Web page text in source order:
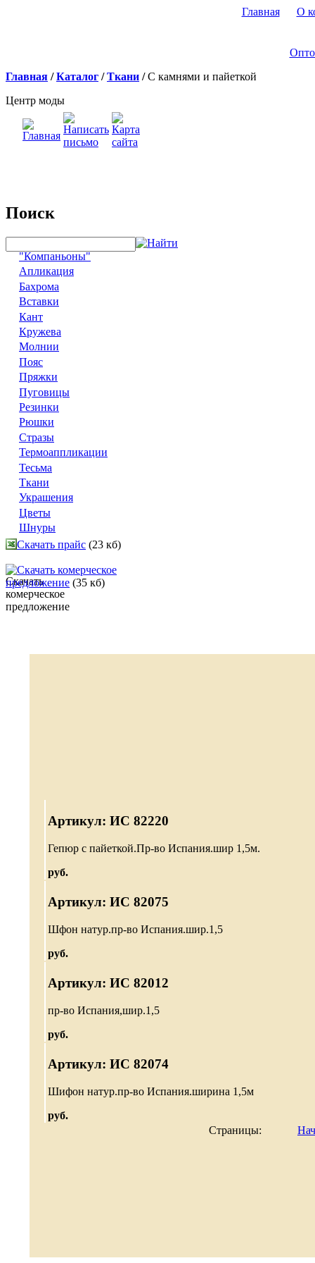
Главная О
Главная /Каталог /Ткани /С камнями и пайеткой
Центр моды
Поиск
"Компаньоны"
Апликация
Бахрома
Вставки
Кант
Кружева
Молнии
Пояс
Пряжки
Пуговицы
Резинки
Рюшки
Стразы
Термоаппликации
Тесьма
Ткани
Украшения
Цветы
Шнуры
Скачать прайс (23 кб)
Скачать комерческое
предложение (35 кб)
Артикул: ИС 82220
Гепюр с пайеткой.Пр-во Испания.шир 1,5м.
руб.
Артикул: ИС 82075
Шфон натур.пр-во Испания.шир.1,5
руб.
Артикул: ИС 82012
пр-во Испания,шир.1,5
руб.
Артикул: ИС 82074
Шифон натур.пр-во Испания.ширина 1,5м
руб.
Страницы: